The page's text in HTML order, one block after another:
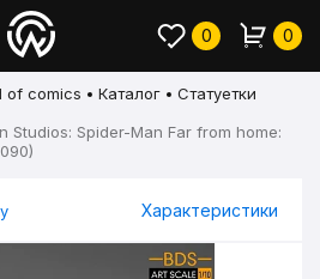
0 0
of comics Каталог
Статуетки
Studios: Spider-Man Far from home:
Характеристики